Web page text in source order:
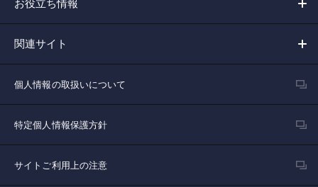
お役立ち情報
関連サイト
個人情報の取扱いについて
特定個人情報保護方針
サイトご利用上の注意